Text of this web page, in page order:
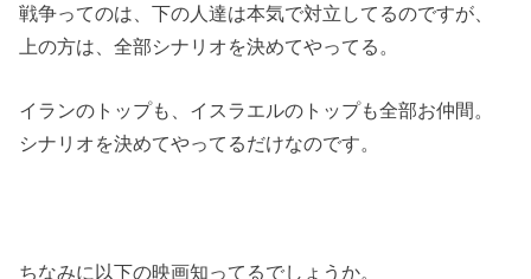
戦争ってのは、下の人達は本気で対立してるのですが、
上の方は、全部シナリオを決めてやってる。
イランのトップも、イスラエルのトップも全部お仲間。
シナリオを決めてやってるだけなのです。
ちなみに以下の映画知ってるでしょうか。